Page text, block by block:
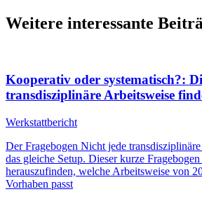
Weitere interessante
Kooperativ oder systematisch?:
transdisziplinäre Arbeitsweise
Werkstattbericht
Der Fragebogen Nicht jede
das gleiche Setup. Dieser kurze
herauszufinden, welche Arbeitsweise von
Vorhaben passt